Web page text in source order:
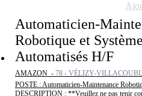
Automaticien-
Robotique et
Automatisés H/F
AMAZON - 78 - VÉLIZY-
POSTE : Automaticien-Maintenance
DESCRIPTION : **Veuillez ne pas tenir